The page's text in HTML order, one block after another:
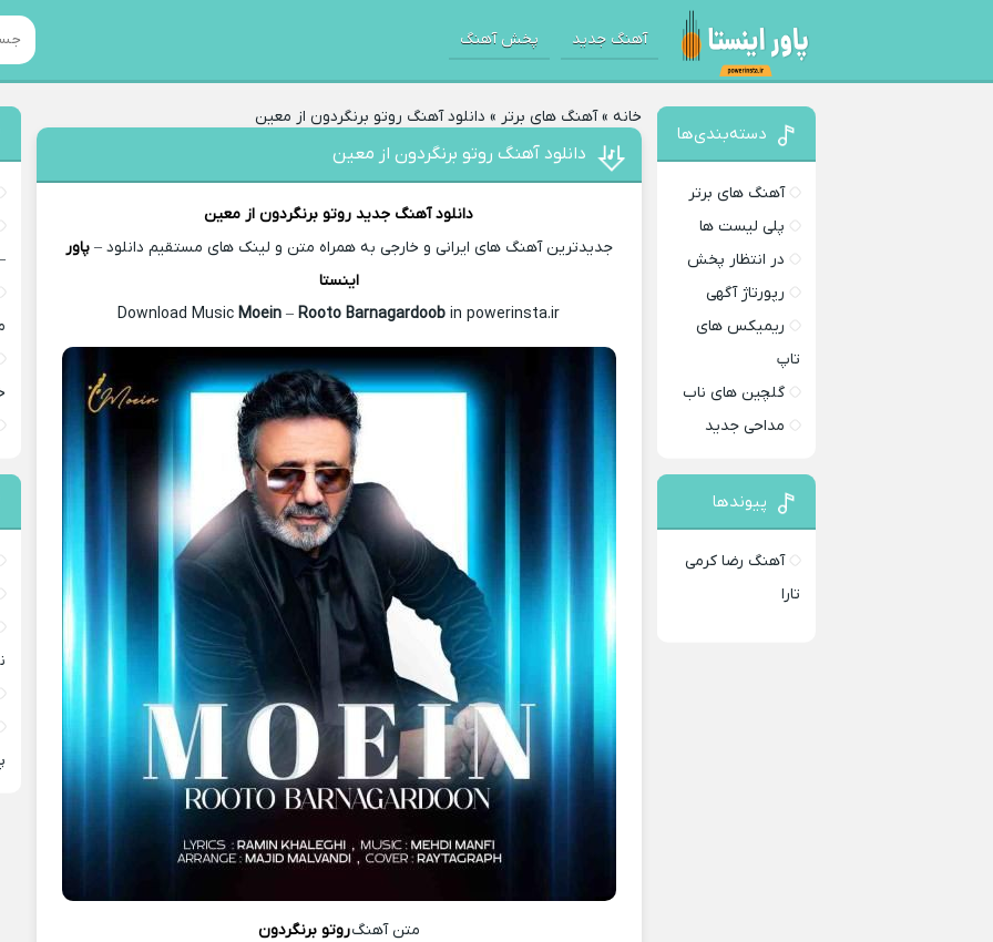
آهنگ جدید پخش آهنگ
خانه »آهنگ های برتر » دانلود آهنگ روتو برنگردون از معین
دانلود آهنگ روتو برنگردون از معین
دانلود آهنگ جدید روتو برنگردون از معین
جدیدترین آهنگ های ایرانی و خارجی به همراه متن و لینک های مستقیم دانلود –پاور
اینستا
Download Music
Moein– Rooto Barnagardoob in powerinsta.ir
متن آهنگروتو برنگردون
دسته‌بندی‌ها
آهنگ های برتر
پلی لیست ها
در انتظار پخش
رپورتاژ آگهی
ریمیکس های
تاپ
گلچین های ناب
مداحی جدید
پیوندها
آهنگ رضا کرمی
تارا